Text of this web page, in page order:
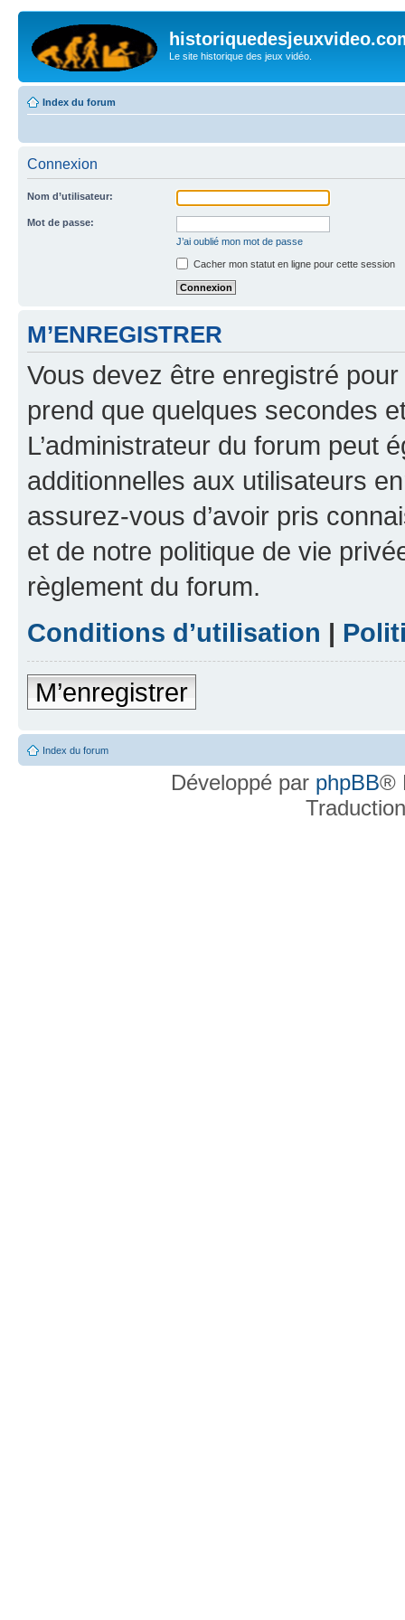
Le site historique des jeux vidéo.
Index du forum
Connexion
Nom d’utilisateur:
Mot de passe:
J’ai oublié mon mot de passe
Cacher mon statut en ligne pour cette session
M’ENREGISTRER
Vous devez être enregistré
prend que quelques secondes
L’administrateur du forum peut
additionnelles aux utilisateurs
assurez-vous d’avoir pris
et de notre politique de vie
règlement du forum.
Conditions d’utilisation |
M’enregistrer
Index du forum
Développé par phpBB®